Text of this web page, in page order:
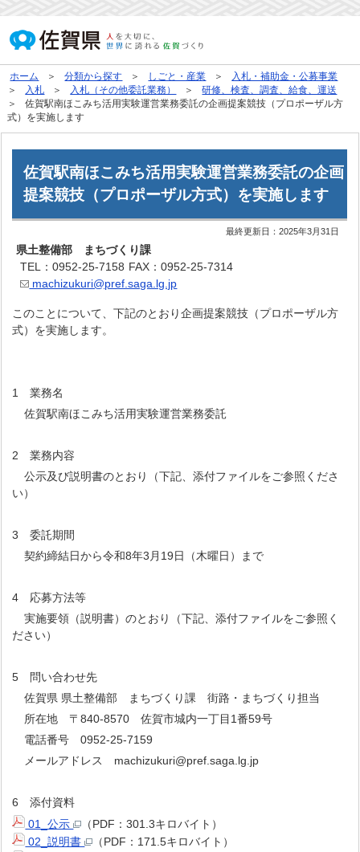
ホーム 分類から探す しごと・産業
入札・補助金・公募事業
入札
入札（その他委託業務）
研修、検査、調査、給食、運送
佐賀駅南ほこみち活用実験運営業務委託の企画提案競技（プロポーザル方
式）を実施します
佐賀駅南ほこみち活用実験運営業務委託の企画
提案競技（プロポーザル方式）を実施します
最終更新日：2025年3月31日
県土整備部 まちづくり課
TEL：0952-25-7158 FAX：0952-25-7314
machizukuri@pref.saga.lg.jp
このことについて、下記のとおり企画提案競技（プロポーザル方
式）を実施します。
1 業務名
佐賀駅南ほこみち活用実験運営業務委託
2 業務内容
公示及び説明書のとおり（下記、添付ファイルをご参照くださ
い）
3 委託期間
契約締結日から令和8年3月19日（木曜日）まで
4 応募方法等
実施要領（説明書）のとおり（下記、添付ファイルをご参照く
ださい）
5 問い合わせ先
佐賀県 県土整備部 まちづくり課 街路・まちづくり担当
所在地 〒840-8570 佐賀市城内一丁目1番59号
電話番号 0952-25-7159
メールアドレス machizukuri@pref.saga.lg.jp
6 添付資料
01_公示
（PDF：301.3キロバイト）
02_説明書
（PDF：171.5キロバイト）